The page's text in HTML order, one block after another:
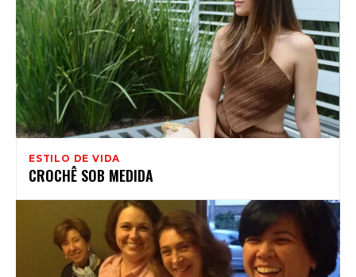
ESTILO DE VIDA
CROCHÊ SOB MEDIDA